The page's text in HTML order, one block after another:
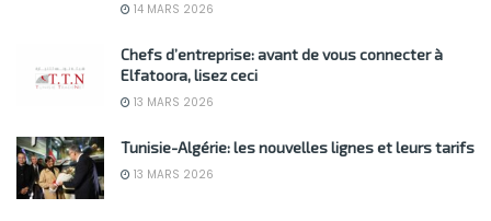
14 MARS 2026
Chefs d’entreprise: avant de vous connecter à
Elfatoora, lisez ceci
13 MARS 2026
Tunisie-Algérie: les nouvelles lignes et leurs tarifs
13 MARS 2026